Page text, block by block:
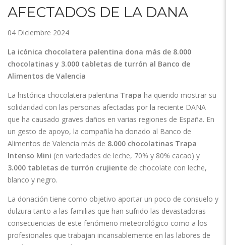
AFECTADOS DE LA DANA
04 Diciembre 2024
La icónica chocolatera palentina dona más de 8.000
chocolatinas y 3.000 tabletas de turrón al Banco de
Alimentos de Valencia
La histórica chocolatera palentina Trapa ha querido mostrar su
solidaridad con las personas afectadas por la reciente DANA
que ha causado graves daños en varias regiones de España. En
un gesto de apoyo, la compañía ha donado al Banco de
Alimentos de Valencia más de 8.000 chocolatinas Trapa
Intenso Mini (en variedades de leche, 70% y 80% cacao) y
3.000 tabletas de turrón crujiente de chocolate con leche,
blanco y negro.
La donación tiene como objetivo aportar un poco de consuelo y
dulzura tanto a las familias que han sufrido las devastadoras
consecuencias de este fenómeno meteorológico como a los
profesionales que trabajan incansablemente en las labores de